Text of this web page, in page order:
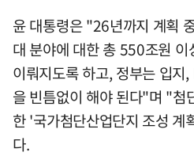
윤 대통령은 "26년까지 계획
대 분야에 대한 총 550조원 이
이뤄지도록 하고, 정부는 입
을 빈틈없이 해야 된다"며 "첨
한 '국가첨단산업단지 조성 계
다.